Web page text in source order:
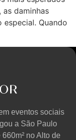
daminhas
Quando
eventos sociais
a São Paulo
no Alto de